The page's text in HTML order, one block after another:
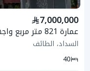
7,000,000
عمارة 821 متر مربع واجهة جنوبية
السداد، الطائف
40